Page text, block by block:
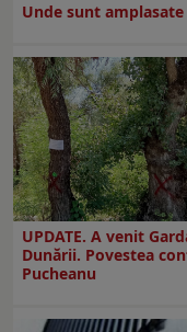
Unde sunt
UPDATE. A venit
Dunării. Povestea
Pucheanu